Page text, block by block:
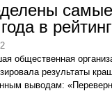
в
общественная
результаты
выводам: